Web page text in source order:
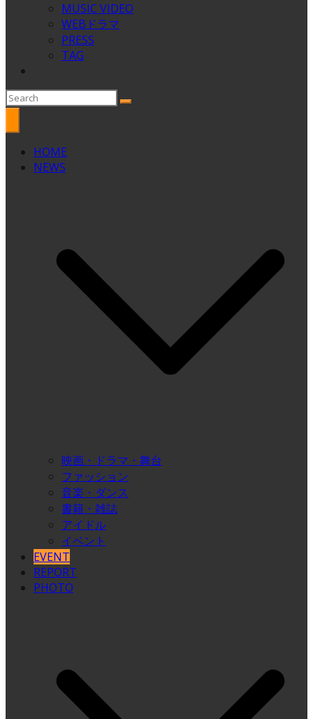
MUSIC VIDEO
WEBドラマ
PRESS
TAG
HOME
NEWS
映画・ドラマ・舞台
ファッション
音楽・ダンス
書籍・雑誌
アイドル
イベント
EVENT
REPORT
PHOTO